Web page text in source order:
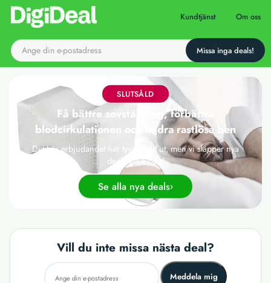
Till startsidan Kundtjänst Om oss
SLUTSÅLD
Få bättre sovställning, förbättra
blodcirkulationen och lindra rastlösa ben
Det här erbjudandet har tyvärr gått ut, men vi släpper nya
deals varje dag!
Se alla nya deals
Vill du inte missa nästa deal?
Meddela mig